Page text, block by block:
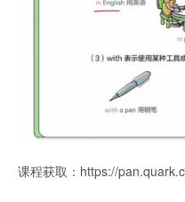
课程获取： https://